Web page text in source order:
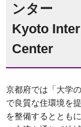
ンター
Kyoto
Center
京都府では「大学
で良質な住環境を
を整備するととも